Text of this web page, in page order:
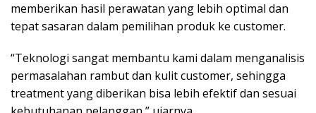
memberikan hasil perawatan yang lebih optimal dan
tepat sasaran dalam pemilihan produk ke customer.
“Teknologi sangat membantu kami dalam menganalisis
permasalahan rambut dan kulit customer, sehingga
treatment yang diberikan bisa lebih efektif dan sesuai